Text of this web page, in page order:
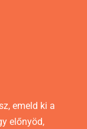
emeld ki a
előnyöd,